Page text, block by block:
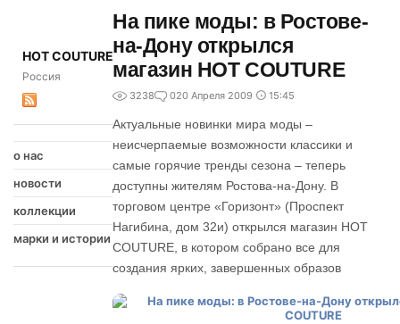
HOT COUTURE
Россия
о нас
новости
коллекции
марки и истории
На пике моды: в Ростове-
на-Дону открылся
магазин HOT COUTURE
3238 020 Апреля 2009 15:45
Актуальные новинки мира моды –
неисчерпаемые возможности классики и
самые горячие тренды сезона – теперь
доступны жителям Ростова-на-Дону. В
торговом центре «Горизонт» (Проспект
Нагибина, дом 32и) открылся магазин HOT
COUTURE, в котором собрано все для
создания ярких, завершенных образов